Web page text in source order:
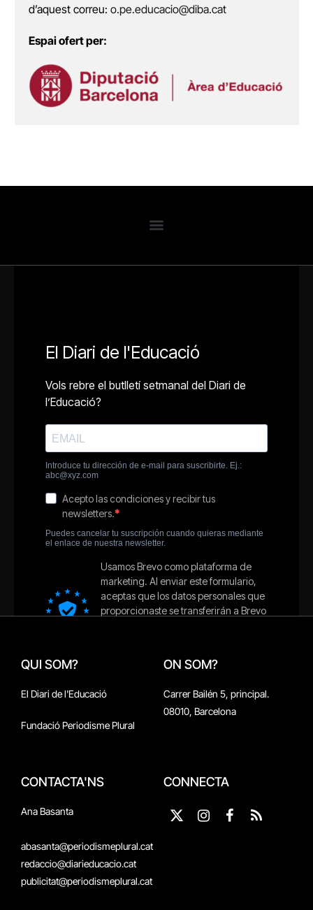
d’aquest correu: o.pe.educacio@diba.cat
Espai ofert per:
QUI SOM?
El Diari de l'Educació
Fundació Periodisme Plural
ON SOM?
Carrer Bailén 5, principal.
08010, Barcelona
CONTACTA'NS
Ana Basanta
abasanta@periodismeplural.cat
redaccio@diarieducacio.cat
publicitat@periodismeplural.cat
CONNECTA
X
InstagramFacebook
RSS